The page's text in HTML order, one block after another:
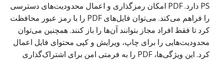
PS دارد. PDF امکان رمزگذاری و اعمال محدودیت‌های دسترسی
را فراهم می‌کند. می‌توان فایل‌های PDF را با رمز عبور محافظت
کرد تا فقط افراد مجاز بتوانند آن‌ها را باز کنند. همچنین می‌توان
محدودیت‌هایی را برای چاپ، ویرایش و کپی محتوای فایل اعمال
کرد. این ویژگی‌ها، PDF را به فرمتی امن برای اشتراک‌گذاری